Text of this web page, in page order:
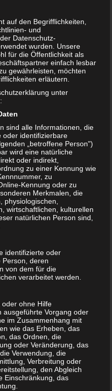
T
e
i
e
Eltern-Kind-Beziehung
auf den Begrifflichkeiten,
und
Datenschutz-
wurden. Unsere
für die Öffentlichkeit als
einfach lesbar
gewährleisten, möchten
erläutern.
unter
sind alle Informationen, die
oder identifizierbare
„betroffene Person")
wird eine natürliche
oder indirekt,
zu einer Kennung wie
zu
Kennung oder zu
Merkmalen, die
physiologischen,
wirtschaftlichen, kulturellen
natürlichen Person sind,
identifizierte oder
Person, deren
von dem für die
verarbeitet werden.
ohne Hilfe
ausgeführte Vorgang oder
im Zusammenhang mit
wie das Erheben, das
das Ordnen, die
oder Veränderung, das
Verwendung, die
Verbreitung oder
den Abgleich
Einschränkung, das